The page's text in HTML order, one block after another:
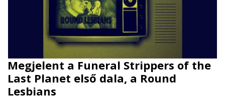
Megjelent a Funeral Strippers of the
Last Planet első dala, a Round
Lesbians